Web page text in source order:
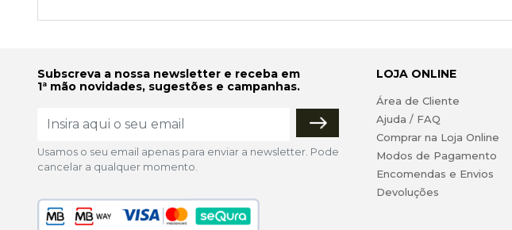
Subscreva a nossa newsletter e receba em
1ª mão novidades, sugestões e campanhas.
Usamos o seu email apenas para enviar a newsletter. Pode
cancelar a qualquer momento.
LOJA ONLINE
Área de Cliente
Ajuda / FAQ
Comprar na Loja Online
Modos de Pagamento
Encomendas e Envios
Devoluções